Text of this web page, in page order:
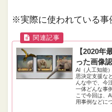
※実際に使われている事
【2020年
った画像
AI（人工知能
思決定支援な
んな中で、今
一体どんな事
こで今回は、
用事例などに